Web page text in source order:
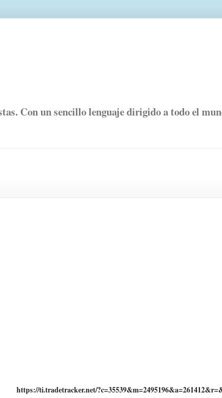
Con un sencillo lenguaje dirigido a todo el
https://ti.tradetracker.net/